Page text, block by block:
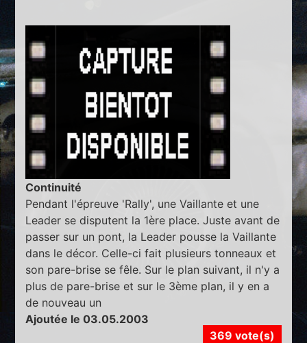
Continuité
Pendant l'épreuve 'Rally', une Vaillante et une
Leader se disputent la 1ère place. Juste avant de
passer sur un pont, la Leader pousse la Vaillante
dans le décor. Celle-ci fait plusieurs tonneaux et
son pare-brise se fêle. Sur le plan suivant, il n'y a
plus de pare-brise et sur le 3ème plan, il y en a
de nouveau un
Ajoutée le 03.05.2003
369 vote(s)